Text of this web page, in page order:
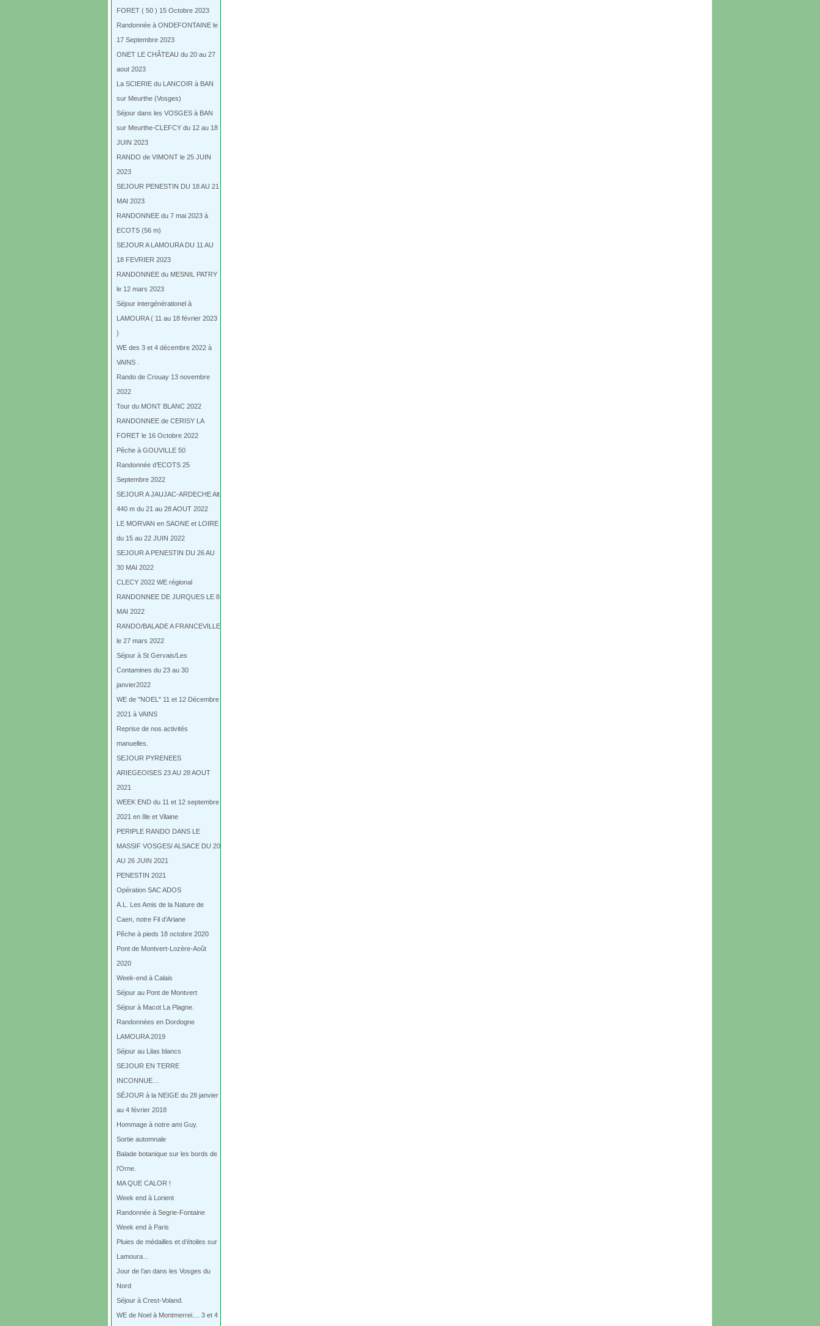
FORET ( 50 ) 15 Octobre 2023
Randonnée à ONDEFONTAINE le
17 Septembre 2023
ONET LE CHÂTEAU du 20 au 27
aout 2023
La SCIERIE du LANCOIR à BAN
sur Meurthe (Vosges)
Séjour dans les VOSGES à BAN
sur Meurthe-CLEFCY du 12 au 18
JUIN 2023
RANDO de VIMONT le 25 JUIN
2023
SEJOUR PENESTIN DU 18 AU 21
MAI 2023
RANDONNEE du 7 mai 2023 à
ECOTS (56 m)
SEJOUR A LAMOURA DU 11 AU
18 FEVRIER 2023
RANDONNEE du MESNIL PATRY
le 12 mars 2023
Séjour intergénérationel à
LAMOURA ( 11 au 18 février 2023
)
WE des 3 et 4 décembre 2022 à
VAINS .
Rando de Crouay 13 novembre
2022
Tour du MONT BLANC 2022
RANDONNEE de CERISY LA
FORET le 16 Octobre 2022
Pêche à GOUVILLE 50
Randonnée d’ECOTS 25
Septembre 2022
SEJOUR A JAUJAC-ARDECHE Alt
440 m du 21 au 28 AOUT 2022
LE MORVAN en SAONE et LOIRE
du 15 au 22 JUIN 2022
SEJOUR A PENESTIN DU 26 AU
30 MAI 2022
CLECY 2022 WE régional
RANDONNEE DE JURQUES LE 8
MAI 2022
RANDO/BALADE A FRANCEVILLE
le 27 mars 2022
Séjour à St Gervais/Les
Contamines du 23 au 30
janvier2022
WE de "NOEL" 11 et 12 Décembre
2021 à VAINS
Reprise de nos activités
manuelles.
SEJOUR PYRENEES
ARIEGEOISES 23 AU 28 AOUT
2021
WEEK END du 11 et 12 septembre
2021 en Ille et Vilaine
PERIPLE RANDO DANS LE
MASSIF VOSGES/ ALSACE DU 20
AU 26 JUIN 2021
PENESTIN 2021
Opération SAC ADOS
A.L. Les Amis de la Nature de
Caen, notre Fil d’Ariane
Pêche à pieds 18 octobre 2020
Pont de Montvert-Lozère-Août
2020
Week-end à Calais
Séjour au Pont de Montvert
Séjour à Macot La Plagne.
Randonnées en Dordogne
LAMOURA 2019
Séjour au Lilas blancs
SEJOUR EN TERRE
INCONNUE…
SÉJOUR à la NEIGE du 28 janvier
au 4 février 2018
Hommage à notre ami Guy.
Sortie automnale
Balade botanique sur les bords de
l’Orne.
MA QUE CALOR !
Week end à Lorient
Randonnée à Segrie-Fontaine
Week end à Paris
Pluies de médailles et d’étoiles sur
Lamoura...
Jour de l’an dans les Vosges du
Nord
Séjour à Crest-Voland.
WE de Noel à Montmerrei.... 3 et 4